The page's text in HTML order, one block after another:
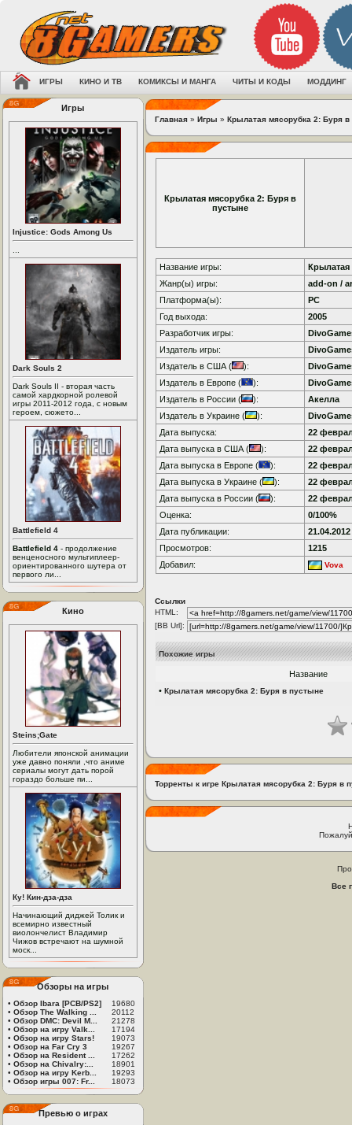
ИГРЫ КИНО И ТВ КОМИКСЫ И МАНГА ЧИТЫ И КОДЫ МОДДИНГ
Игры
Injustice: Gods Among Us
Dark Souls 2
Dark Souls II - вторая часть
самой хардкорной ролевой
игры 2011-2012 года, с новым
героем, сюжето...
Battlefield 4
Battlefield 4 - продолжение
венценосного мультиплеер-
ориентированного шутера от
первого ли...
Кино
Steins;Gate
Любители японской анимации
уже давно поняли ,что аниме
сериалы могут дать порой
гораздо больше пи...
Ку! Кин-дза-дза
Начинающий диджей Толик и
всемирно известный
виолончелист Владимир
Чижов встречают на шумной
моск...
Обзоры на игры
• Обзор Ibara [PCB/PS2]
19680
• Обзор The Walking ...
20112
• Обзор DMC: Devil M...
21278
• Обзор на игру Valk...
17194
• Обзор на игру Stars!
19073
• Обзор на Far Cry 3
19267
• Обзор на Resident ...
17262
• Обзор на Chivalry:...
18901
• Обзор на игру Kerb...
19293
• Обзор игры 007: Fr... 18073
Превью о играх
Главная » Игры » Крылатая мясорубка 2: Буря
Крылатая мясорубка 2: Буря в
пустыне
Название игры:
Крылатая
Жанр(ы) игры:
add-on /
Платформа(ы):
PC
Год выхода:
2005
Разработчик игры:
Издатель игры:
Издатель в США (
):
Издатель в Европе (
):
Издатель в России (
):
Акелла
Издатель в Украине (
):
Дата выпуска:
22
Дата выпуска в США (
):
22
Дата выпуска в Европе (
):
22
Дата выпуска в Украине (
):
22
Дата выпуска в России (
):
22
Оценка:
0/100%
Дата публикации:
21.04.2012
Просмотров:
1215
Добавил:
Vova
Ссылки
HTML:
[BB Url]:
Похожие игры
Название
• Крылатая мясорубка 2: Буря в пустыне
Торренты к игре Крылатая мясорубка 2: Буря в
Все